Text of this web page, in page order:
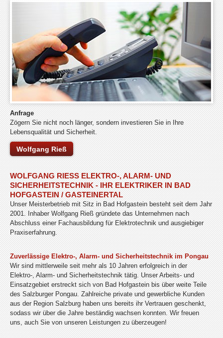
Anfrage
Zögern Sie nicht noch länger, sondern investieren Sie in Ihre
Lebensqualität und Sicherheit.
Wolfgang Rieß
WOLFGANG RIESS ELEKTRO-, ALARM- UND S
ICHERHEITSTECHNIK - IHR ELEKTRIKER IN BAD H
OFGASTEIN / GASTEINERTAL
Unser Meisterbetrieb mit Sitz in Bad Hofgastein besteht seit dem Jahr
2001. Inhaber Wolfgang Rieß gründete das Unternehmen nach
Abschluss einer Fachausbildung für Elektrotechnik und ausgiebiger
Praxiserfahrung.
Zuverlässige Elektro-, Alarm- und Sicherheitstechnik im Pongau
Wir sind mittlerweile seit mehr als 10 Jahren erfolgreich in der
Elektro-, Alarm- und Sicherheitstechnik tätig. Unser Arbeits- und
Einsatzgebiet erstreckt sich von Bad Hofgastein bis über weite Teile
des Salzburger Pongau. Zahlreiche private und gewerbliche Kunden
aus der Region Salzburg haben uns bereits ihr Vertrauen geschenkt,
sodass wir über die Jahre beständig wachsen konnten. Wir freuen
uns, auch Sie von unseren Leistungen zu überzeugen!